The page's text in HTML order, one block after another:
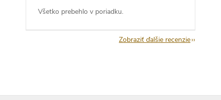
Všetko prebehlo v poriadku.
Zobraziť ďalšie recenzie